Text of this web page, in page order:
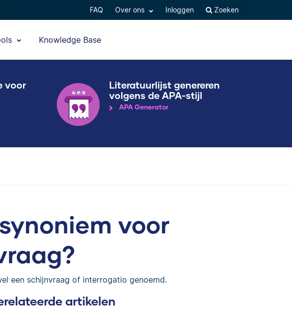
FAQ Over ons Inloggen Zoeken
Knowledge Base
voor
Literatuurlijst genereren
volgens de APA-stijl
APA Generator
voor
een schijnvraag of interrogatio genoemd.
artikelen